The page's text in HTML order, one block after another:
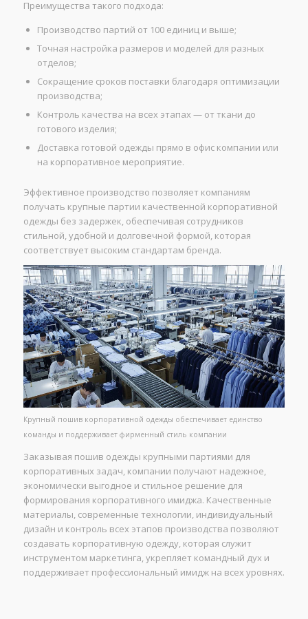
Преимущества такого подхода:
Производство партий от 100 единиц и выше;
Точная настройка размеров и моделей для разных
отделов;
Сокращение сроков поставки благодаря оптимизации
производства;
Контроль качества на всех этапах — от ткани до
готового изделия;
Доставка готовой одежды прямо в офис компании или
на корпоративное мероприятие.
Эффективное производство позволяет компаниям
получать крупные партии качественной корпоративной
одежды без задержек, обеспечивая сотрудников
стильной, удобной и долговечной формой, которая
соответствует высоким стандартам бренда.
Крупный пошив корпоративной одежды обеспечивает единство
команды и поддерживает фирменный стиль компании
Заказывая пошив одежды крупными партиями для
корпоративных задач, компании получают надежное,
экономически выгодное и стильное решение для
формирования корпоративного имиджа. Качественные
материалы, современные технологии, индивидуальный
дизайн и контроль всех этапов производства позволяют
создавать корпоративную одежду, которая служит
инструментом маркетинга, укрепляет командный дух и
поддерживает профессиональный имидж на всех уровнях.